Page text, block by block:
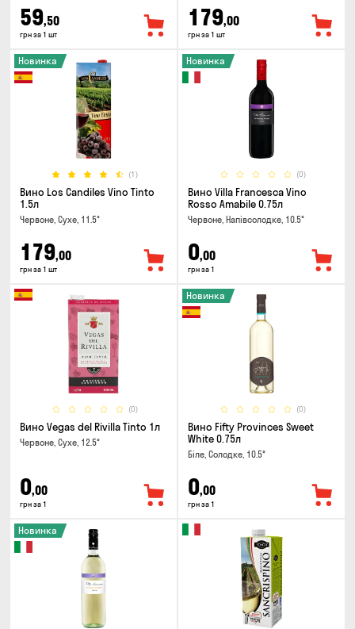
59,50
грн за 1 шт
179,00
грн за 1 шт
(1)
Новинка
Вино Los Candiles Vino Tinto
1.5л
Червоне, Сухе, 11.5°
179,00
грн за 1 шт
(0)
Новинка
Вино Villa Francesca Vino
Rosso Amabile 0.75л
Червоне, Напівсолодке, 10.5°
0,00
грн за 1
(0)
Вино Vegas del Rivilla Tinto 1л
Червоне, Сухе, 12.5°
0,00
грн за 1
(0)
Новинка
Вино Fifty Provinces Sweet
White 0.75л
Біле, Солодке, 10.5°
0,00
грн за 1
Новинка